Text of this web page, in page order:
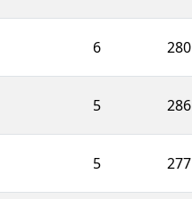
6 280
5 286
5 277